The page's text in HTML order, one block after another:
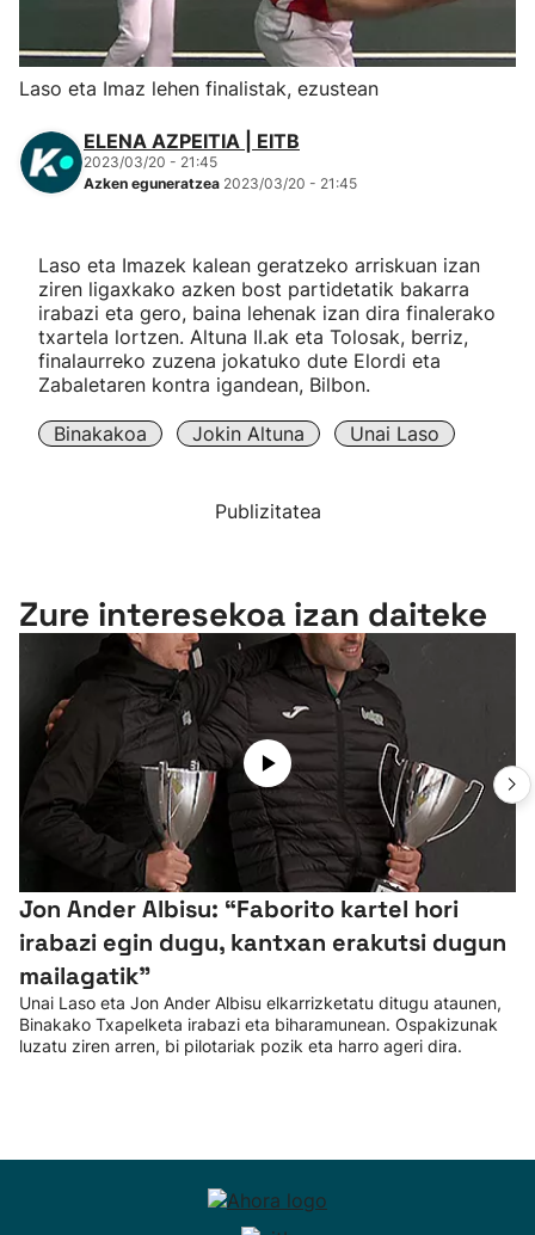
Herri-kirolak
Eskubaloia
Kirolak 360
Mendi-lasterketak
Kirol gehiago
"Helmuga"
Laso eta Imaz lehen finalistak, ezustean
ELENA AZPEITIA | EITB
2023/03/20 - 21:45
Azken eguneratzea 2023/03/20 - 21:45
Laso eta Imazek kalean geratzeko arriskuan izan
ziren ligaxkako azken bost partidetatik bakarra
irabazi eta gero, baina lehenak izan dira finalerako
txartela lortzen. Altuna II.ak eta Tolosak, berriz,
finalaurreko zuzena jokatuko dute Elordi eta
Zabaletaren kontra igandean, Bilbon.
Binakakoa Jokin Altuna Unai Laso
Publizitatea
Zure interesekoa izan daiteke
Jon Ander Albisu: “Faborito kartel hori
irabazi egin dugu, kantxan erakutsi dugun
mailagatik”
Unai Laso eta Jon Ander Albisu elkarrizketatu ditugu ataunen,
Binakako Txapelketa irabazi eta biharamunean. Ospakizunak
luzatu ziren arren, bi pilotariak pozik eta harro ageri dira.